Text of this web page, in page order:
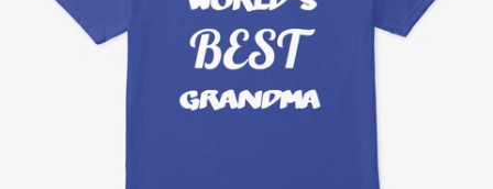
Venda em todo lugar
Venda qualquer coisa
Women's Classic Tee
US$ 23,99